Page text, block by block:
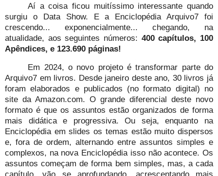
Aí a coisa ficou muitíssimo interessante quando
surgiu o Data Show. E a Enciclopédia Arquivo7 foi
crescendo... exponencialmente... chegando, na
atualidade, aos seguintes números: 400 capítulos, 100
Apêndices, e 123.690 páginas!
Em 2024, o novo projeto é transformar parte do
Arquivo7 em livros. Desde janeiro deste ano, 30 livros já
foram elaborados e publicados (no formato digital) no
site da Amazon.com. O grande diferencial deste novo
formato é que os assuntos estão organizados de forma
mais didática e progressiva. Ou seja, enquanto na
Enciclopédia em slides os temas estão muito dispersos
e, fora de ordem, alternando entre assuntos simples e
complexos, na nova Enciclopédia isso não acontece. Os
assuntos começam de forma bem simples, mas, a cada
capítulo, vão se aprofundando, acrescentando mais